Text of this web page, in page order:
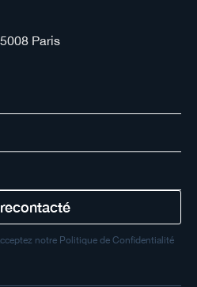
Paris
notre Politique de Confidentialité